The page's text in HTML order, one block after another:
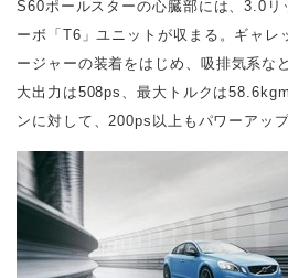
S60ポールスターの心臓部には、3.0リ
ーボ「T6」ユニットが収まる。ギャレ
ージャーの装着をはじめ、吸排気系な
大出力は508ps、最大トルクは
ンに対して、200ps以上もパワーアッ